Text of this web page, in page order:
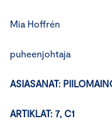
Mia Hoffrén
ASIASANAT:
ARTIKLAT: 7, C1